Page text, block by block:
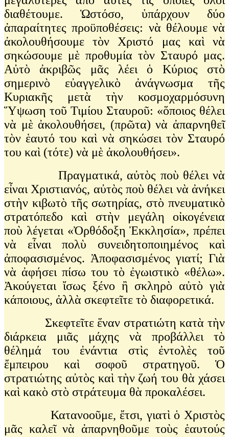
διαθέτουμε. Ὡστόσο, ὑπάρχουν δύο
ἀπαραίτητες προϋποθέσεις: νὰ θέλουμε νὰ
ἀκολουθήσουμε τὸν Χριστό μας καὶ νὰ
σηκώσουμε μὲ προθυμία τὸν Σταυρό μας.
Αὐτὸ ἀκριβῶς μᾶς λέει ὁ Κύριος στὸ
σημερινὸ εὐαγγελικὸ ἀνάγνωσμα τῆς
Κυριακῆς μετὰ τὴν κοσμοχαρμόσυνη
Ὕψωση τοῦ Τιμίου Σταυροῦ: «ὅποιος θέλει
νὰ μὲ ἀκολουθήσει, (πρῶτα) νὰ ἀπαρνηθεῖ
τὸν ἑαυτό του καὶ νὰ σηκώσει τὸν Σταυρό
του καὶ (τότε) νὰ μὲ ἀκολουθήσει».
Πραγματικά, αὐτὸς ποὺ θέλει νὰ
εἶναι Χριστιανός, αὐτὸς ποὺ θέλει νὰ ἀνήκει
στὴν κιβωτὸ τῆς σωτηρίας, στὸ πνευματικὸ
στρατόπεδο καὶ στὴν μεγάλη οἰκογένεια
ποὺ λέγεται «Ὀρθόδοξη Ἐκκλησία», πρέπει
νὰ εἶναι πολὺ συνειδητοποιημένος καὶ
ἀποφασισμένος. Ἀποφασισμένος γιατί; Γιὰ
νὰ ἀφήσει πίσω του τὸ ἐγωιστικὸ «θέλω».
Ἀκούγεται ἴσως ξένο ἢ σκληρὸ αὐτὸ γιὰ
κάποιους, ἀλλὰ σκεφτεῖτε τὸ διαφορετικά.
Σκεφτεῖτε ἕναν στρατιώτη κατὰ τὴν
διάρκεια μιᾶς μάχης νὰ προβάλλει τὸ
θέλημά του ἐνάντια στὶς ἐντολὲς τοῦ
ἔμπειρου καὶ σοφοῦ στρατηγοῦ. Ὁ
στρατιώτης αὐτὸς καὶ τὴν ζωή του θὰ χάσει
καὶ κακὸ στὸ στράτευμα θὰ προκαλέσει.
Κατανοοῦμε, ἔτσι, γιατὶ ὁ Χριστὸς
μᾶς καλεῖ νὰ ἀπαρνηθοῦμε τοὺς ἑαυτούς